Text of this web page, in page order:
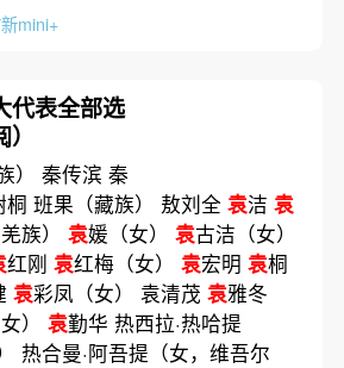
mini+
代表全部选
） 秦传滨 秦
班果（藏族） 敖刘全 袁洁 袁
族） 袁媛（女） 袁古洁（女）
红刚 袁红梅（女） 袁宏明 袁桐
袁彩凤（女） 袁清茂 袁雅冬
） 袁勤华 热西拉·热哈提
热合曼·阿吾提（女，维吾尔